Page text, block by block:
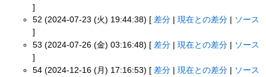
]
52 (2024-07-23 (火) 19:44:38) [ 差分 |現在との差分
ソース
]
53 (2024-07-26 (金) 03:16:48) [ 差分 |現在との差分
ソース
]
54 (2024-12-16 (月) 17:16:53) [ 差分 |現在との差分 | ソース